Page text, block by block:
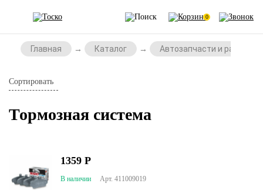
0
Главная Каталог Автозапчасти и
Сортировать
Тормозная система
Арт. 411009019
В наличии
1359 Р